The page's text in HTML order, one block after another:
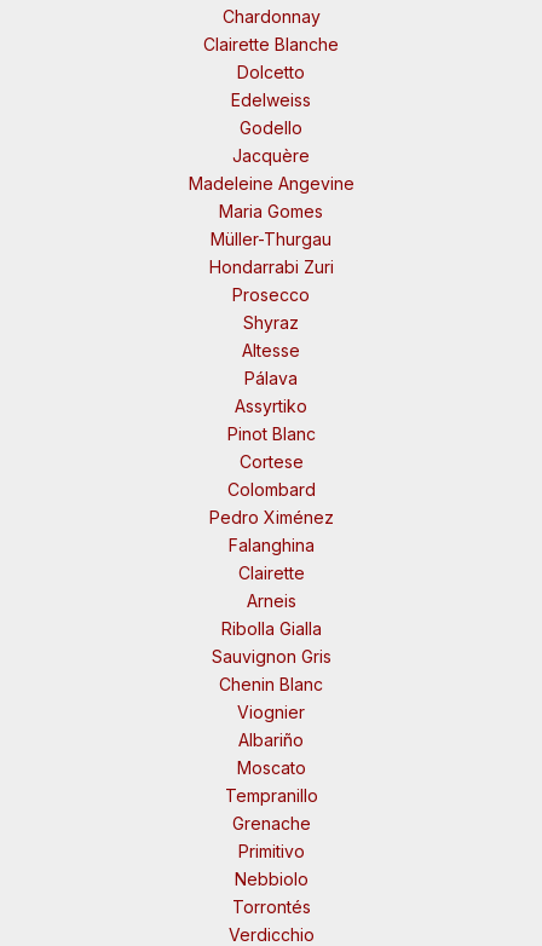
Chardonnay
Clairette Blanche
Dolcetto
Edelweiss
Godello
Jacquère
Madeleine Angevine
Maria Gomes
Müller-Thurgau
Hondarrabi Zuri
Prosecco
Shyraz
Altesse
Pálava
Assyrtiko
Pinot Blanc
Cortese
Colombard
Pedro Ximénez
Falanghina
Clairette
Arneis
Ribolla Gialla
Sauvignon Gris
Chenin Blanc
Viognier
Albariño
Moscato
Tempranillo
Grenache
Primitivo
Nebbiolo
Torrontés
Verdicchio